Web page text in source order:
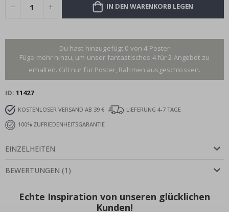
IN DEN WARENKORB LEGEN
Du hast hinzugefügt 0 von 4 Poster
Füge mehr hinzu, um unser fantastisches 4 für 2 Angebot zu
erhalten. Gilt nur für Poster, Rahmen ausgeschlossen.
ID 11427
KOSTENLOSER VERSAND AB 39 €
LIEFERUNG 4-7 TAGE
100% ZUFRIEDENHEITSGARANTIE
EINZELHEITEN
BEWERTUNGEN (1 )
Echte Inspiration von unseren glücklichen
Kunden!